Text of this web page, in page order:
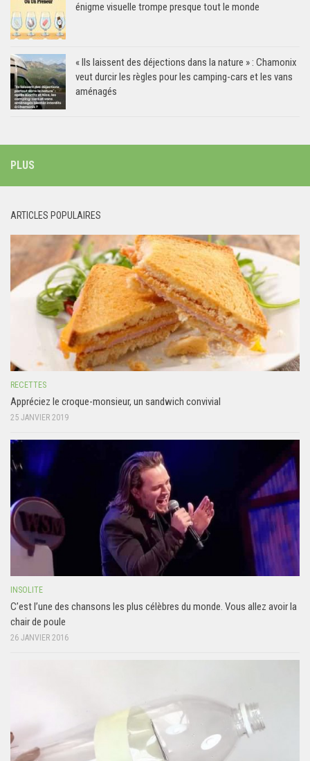
énigme visuelle trompe presque tout le monde
« Ils laissent des déjections dans la nature » : Chamonix
veut durcir les règles pour les camping-cars et les vans
aménagés
PLUS
ARTICLES POPULAIRES
RECETTES
Appréciez le croque-monsieur, un sandwich convivial
25 JANVIER 2019
INSOLITE
C’est l’une des chansons les plus célèbres du monde. Vous allez avoir la
chair de poule
26 JANVIER 2016